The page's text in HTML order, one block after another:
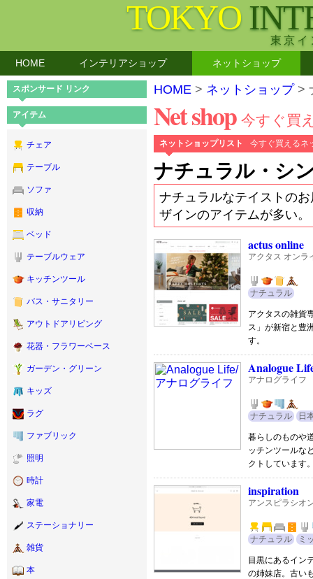
TOKYO
東京イ
HOME インテリアショップ ネットショップ
スポンサード リンク
アイテム
チェア
テーブル
ソファ
収納
ベッド
テーブルウェア
キッチンツール
バス・サニタリー
アウトドアリビング
花器・フラワーベース
ガーデン・グリーン
キッズ
ラグ
ファブリック
照明
時計
家電
ステーショナリー
雑貨
本
HOME > ネットショップ>
Net shop 今すぐ買
ネットショップリスト 今すぐ買えるネ
ナチュラル・シ
ナチュラルなテイストの
ザインのアイテムが多い。
actus online
アクタス オンラ
ナチュラル
アクタスの雑貨
ス」が新宿と豊
す。
Analogue
アナログライフ
ナチュラル 日
暮らしのものや
ッチンツールな
クトしています
inspiration
アンスピラシオ
ナチュラル ミ
目黒にあるイン
の姉妹店。古い